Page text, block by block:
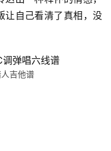
让自己看清了真相，没
吉他谱